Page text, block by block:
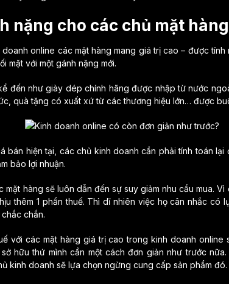
nặng cho các chủ mặt
online các mặt hàng mang giá trị cao – được tính
mặt với một gánh nặng mới.
đến như giày dép chính hãng được nhập từ nước
quà tặng có xuất xứ từ các thương hiệu lớn… được
bán hiện tại, các chủ kinh doanh cần phải tính toán lại
bảo lợi nhuận.
mặt hàng sẽ luôn dẫn đến sự suy giảm nhu cầu mua. Vì
thêm 1 phần thuế. Thì dĩ nhiên việc họ cân nhắc có
chắn.
với các mặt hàng giá trị cao trong kinh doanh online
hữu thứ mình cần một cách đơn giản như trước
kinh doanh sẽ lựa chọn ngừng cung cấp sản phẩm đó.